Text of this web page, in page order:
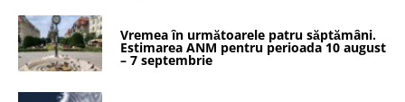
Vremea în următoarele patru săptămâni.
Estimarea ANM pentru perioada 10 august
– 7 septembrie